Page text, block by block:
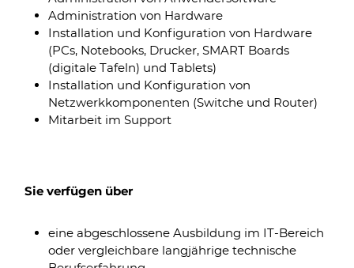
Administration von Hardware
Installation und Konfiguration von Hardware
(PCs, Notebooks, Drucker, SMART Boards
(digitale Tafeln) und Tablets)
Installation und Konfiguration von
Netzwerkkomponenten (Switche und Router)
Mitarbeit im Support
Sie verfügen über
eine abgeschlossene Ausbildung im IT-Bereich
oder vergleichbare langjährige technische